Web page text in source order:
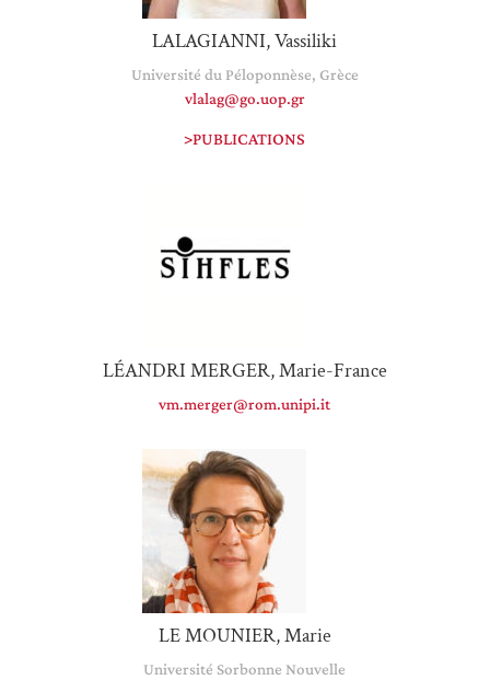
LALAGIANNI, Vassiliki
Université du Péloponnèse, Grèce
vlalag@go.uop.gr
>PUBLICATIONS
LÉANDRI MERGER, Marie-France
vm.merger@rom.unipi.it
LE MOUNIER, Marie
Université Sorbonne Nouvelle